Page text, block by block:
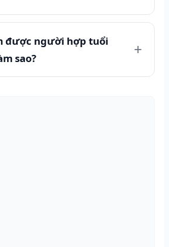
được người hợp tuổi
sao?